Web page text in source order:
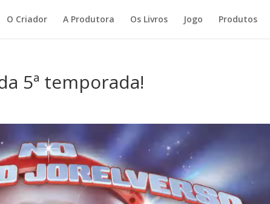
O Criador A Produtora Os Livros Jogo Produtos
5ª temporada!